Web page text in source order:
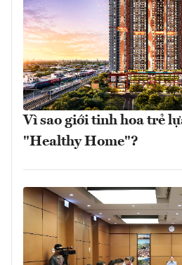
Vì sao giới tinh hoa trẻ
"Healthy Home"?